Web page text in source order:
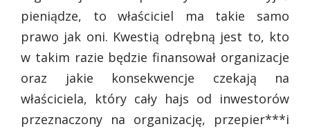
pieniądze, to właściciel ma takie samo
prawo jak oni. Kwestią odrębną jest to, kto
w takim razie będzie finansował organizacje
oraz jakie konsekwencje czekają na
właściciela, który cały hajs od inwestorów
przeznaczony na organizację, przepier***i